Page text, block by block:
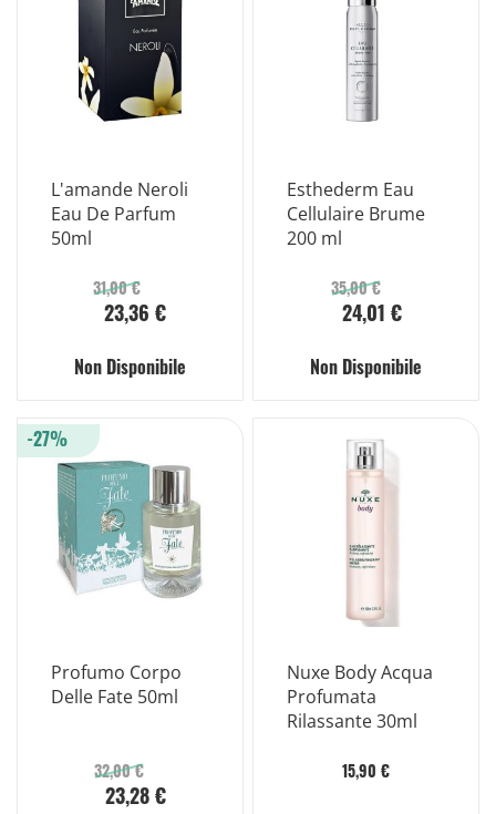
L'amande Neroli
Eau De Parfum
50ml
31,00 €
23,36 €
Non Disponibile
Esthederm Eau
Cellulaire Brume
200 ml
35,00 €
24,01 €
Non Disponibile
Profumo Corpo
Delle Fate 50ml
32,00 €
23,28 €
-27%
Nuxe Body Acqua
Profumata
Rilassante 30ml
15,90 €